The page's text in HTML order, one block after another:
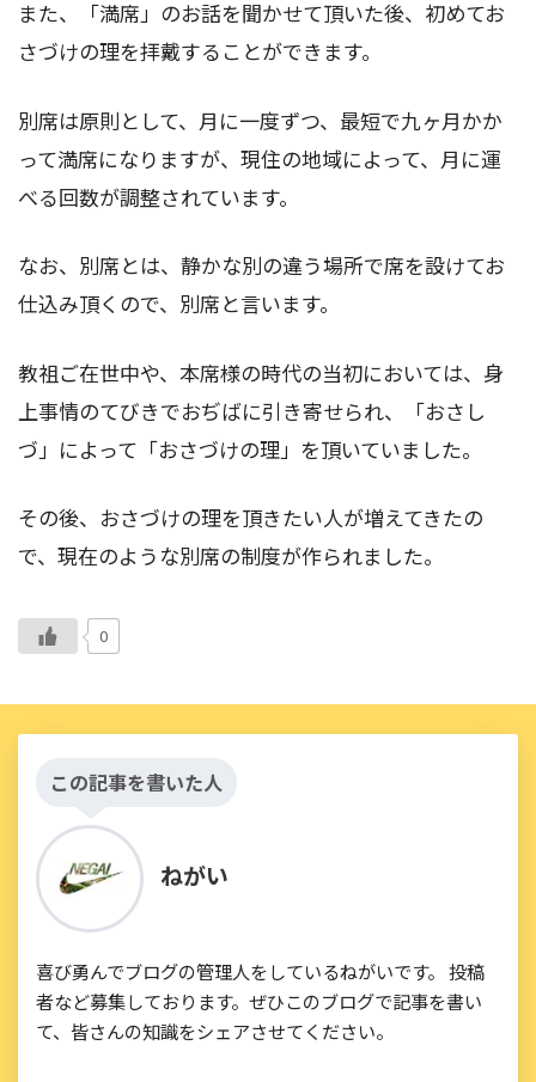
また、「満席」のお話を聞かせて頂いた後、初めてお
さづけの理を拝戴することができます。
別席は原則として、月に一度ずつ、最短で九ヶ月かか
って満席になりますが、現住の地域によって、月に運
べる回数が調整されています。
なお、別席とは、静かな別の違う場所で席を設けてお
仕込み頂くので、別席と言います。
教祖ご在世中や、本席様の時代の当初においては、身
上事情のてびきでおぢばに引き寄せられ、「おさし
づ」によって「おさづけの理」を頂いていました。
その後、おさづけの理を頂きたい人が増えてきたの
で、現在のような別席の制度が作られました。
0
この記事を書いた人
ねがい
喜び勇んでブログの管理人をしているねがいです。 投稿
者など募集しております。ぜひこのブログで記事を書い
て、皆さんの知識をシェアさせてください。